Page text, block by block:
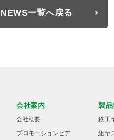
NEWS一覧へ戻る
会社案内
会社概要
プロモーションビデ
製品
鉄工
組ヤ